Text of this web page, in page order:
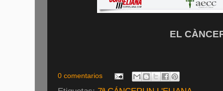
EL
0 comentarios